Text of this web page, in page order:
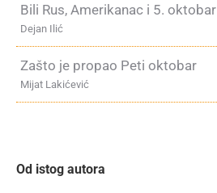
Bili Rus, Amerikanac i 5. oktobar
Dejan Ilić
Zašto je propao Peti oktobar
Mijat Lakićević
Od istog autora